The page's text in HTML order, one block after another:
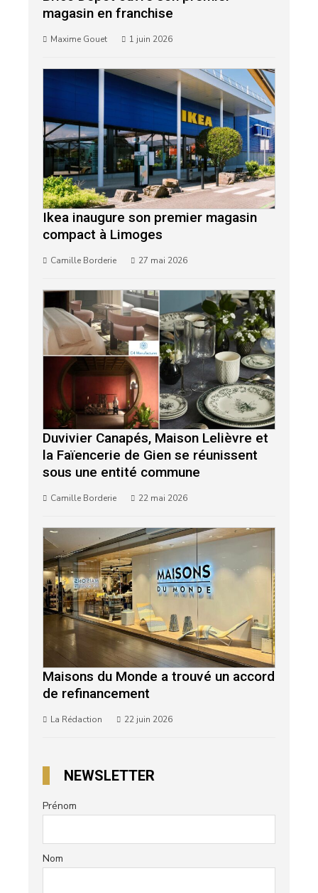
magasin en franchise
Maxime Gouet 1 juin 2026
Ikea inaugure son premier magasin
compact à Limoges
Camille Borderie 27 mai 2026
Duvivier Canapés, Maison Lelièvre et
la Faïencerie de Gien se réunissent
sous une entité commune
Camille Borderie 22 mai 2026
Maisons du Monde a trouvé un accord
de refinancement
La Rédaction 22 juin 2026
NEWSLETTER
Prénom
Nom